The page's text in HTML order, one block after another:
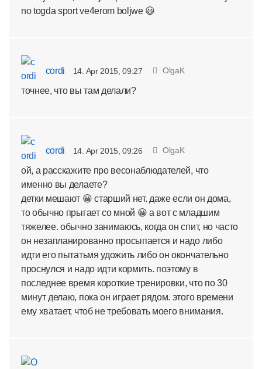
no togda sport ve4erom boljwe 😃
cordi 14. Apr 2015, 09:27 OlgaK
точнее, что вы там делали?
cordi 14. Apr 2015, 09:26 OlgaK
ой, а расскажите про весонаблюдателей, что
именно вы делаете?
детки мешают 😀 старший нет. даже если он дома,
то обычно прыгает со мной 😀 а вот с младшим
тяжелее. обычно занимаюсь, когда он спит, но часто
он незапланированно просыпается и надо либо
идти его пытатьмя удожить либо он окончательно
проснулся и надо идти кормить. поэтому в
последнее время короткие тренировки, что по 30
минут делаю, пока он играет рядом. этого времени
ему хватает, чтоб не требовать моего внимания.